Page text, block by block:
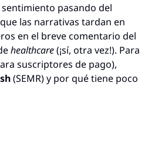
pasando del
las narrativas tardan en
en el breve comentario del
healthcare (¡sí, otra vez!). Para
suscriptores de pago),
(SEMR) y por qué tiene poco